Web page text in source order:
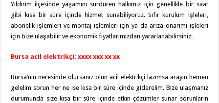
Yıldırım ilçesinde yaşamını sürdüren halkımız için genellikle bir saat
gibi kısa bir süre içinde hizmet sunabiliyoruz. Sıfır kurulum işleleri,
abonelik işlemleri ve montaj işlemleri için ya da arıza onarımı işleleri
için bize ulaşabilir ve ekonomik fiyatlarımızdan yararlanabilirsiniz.
Bursa acil elektrikçi: xxxx xxx xx xx
Bursa’nın neresinde olursanız olun acil elektrikçi lazımsa arayın hemen
gelelim sorun her ne ise kısa bir süre içinde giderelim. Bize ulaşmanız
durumunda size kısa bir süre içinde etkin çözümler sunar sorunların